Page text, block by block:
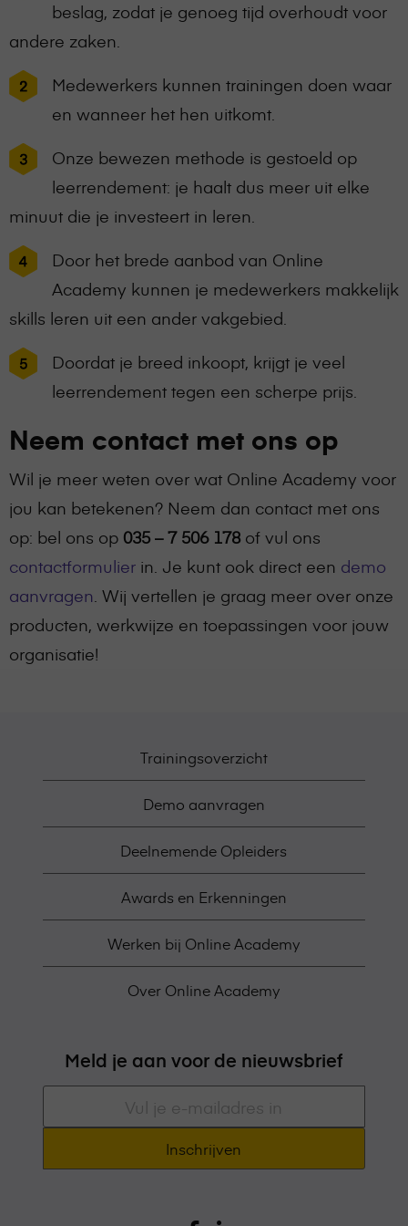
beslag, zodat je genoeg tijd overhoudt voor
andere zaken.
Medewerkers kunnen trainingen doen waar
en wanneer het hen uitkomt.
Onze bewezen methode is gestoeld op
leerrendement: je haalt dus meer uit elke
minuut die je investeert in leren.
Door het brede aanbod van Online
Academy kunnen je medewerkers makkelijk
skills leren uit een ander vakgebied.
Doordat je breed inkoopt, krijgt je veel
leerrendement tegen een scherpe prijs.
Neem contact met ons op
Wil je meer weten over wat Online Academy voor
jou kan betekenen? Neem dan contact met ons
op: bel ons op 035 – 7 506 178 of vul ons
contactformulier in. Je kunt ook direct een demo
aanvragen. Wij vertellen je graag meer over onze
producten, werkwijze en toepassingen voor jouw
organisatie!
Trainingsoverzicht
Demo aanvragen
Deelnemende Opleiders
Awards en Erkenningen
Werken bij Online Academy
Over Online Academy
Meld je aan voor de nieuwsbrief
*